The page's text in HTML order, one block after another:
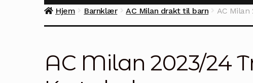
Hjem Barnklær AC Milan drakt til barn AC Milan
AC Milan 2023/24